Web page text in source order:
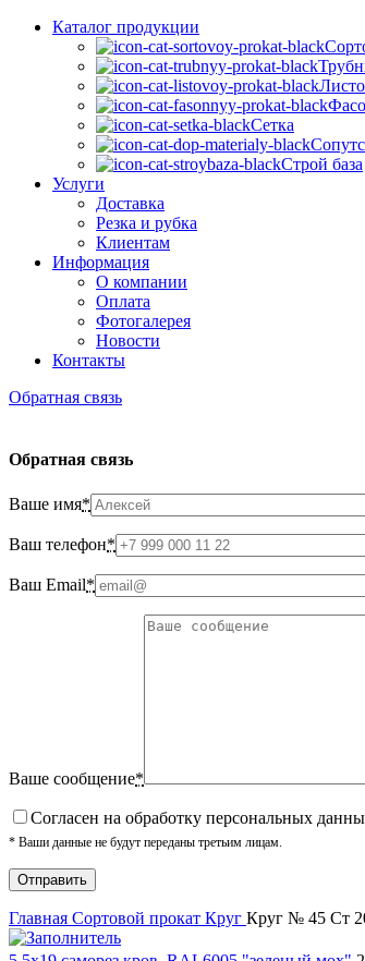
Каталог продукции
Сетка
Строй база
Услуги
Доставка
Резка и рубка
Клиентам
Информация
О компании
Оплата
Фотогалерея
Новости
Контакты
Обратная связь
Обратная связь
Ваше имя*
Ваш телефон*
Ваш Email*
Ваше сообщение*
Cогласен на обработку персональных
* Ваши данные не будут переданы третьим лицам.
Главная Сортовой прокат Круг Круг № 45 Ст